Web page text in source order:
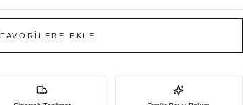
FAVORİLERE EKLE